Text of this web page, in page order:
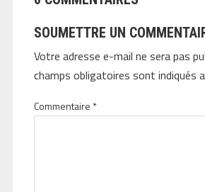
SOUMETTRE UN
Votre adresse e-mail ne sera pas
champs obligatoires sont indiqués
Commentaire *